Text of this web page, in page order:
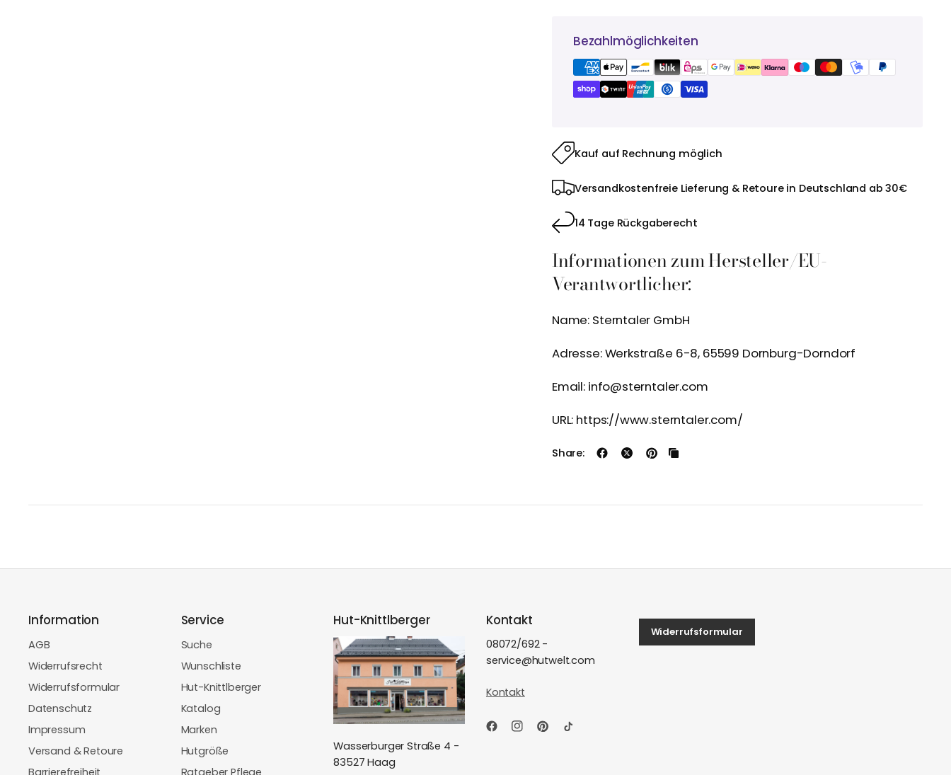
Bezahlmöglichkeiten
Kauf auf Rechnung möglich
Versandkostenfreie Lieferung & Retoure in Deutschland ab 30€
14 Tage Rückgaberecht
Informationen zum Hersteller/EU-
Verantwortlicher:
Name: Sterntaler GmbH
Adresse: Werkstraße 6-8, 65599 Dornburg-Dorndorf
Email: info@sterntaler.com
URL: https://www.sterntaler.com/
Share:
Information
AGB
Widerrufsrecht
Widerrufsformular
Datenschutz
Impressum
Versand & Retoure
Service
Suche
Wunschliste
Hut-Knittlberger
Katalog
Marken
Hutgröße
Hut-Knittlberger
Wasserburger Straße 4 -
83527 Haag
Kontakt
08072/692 -
service@hutwelt.com
Kontakt
Widerrufsformular